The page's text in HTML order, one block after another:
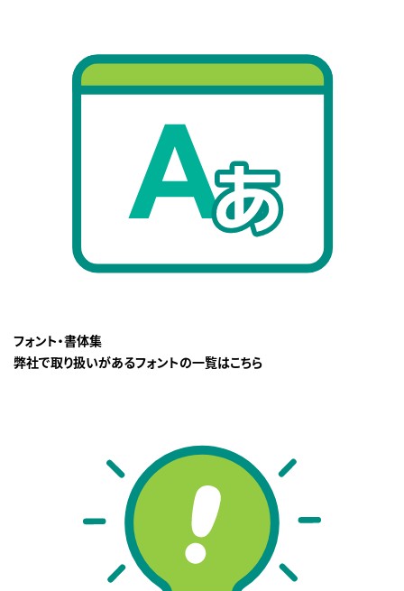
フォント・書体集
弊社で取り扱いがあるフォントの一覧はこちら